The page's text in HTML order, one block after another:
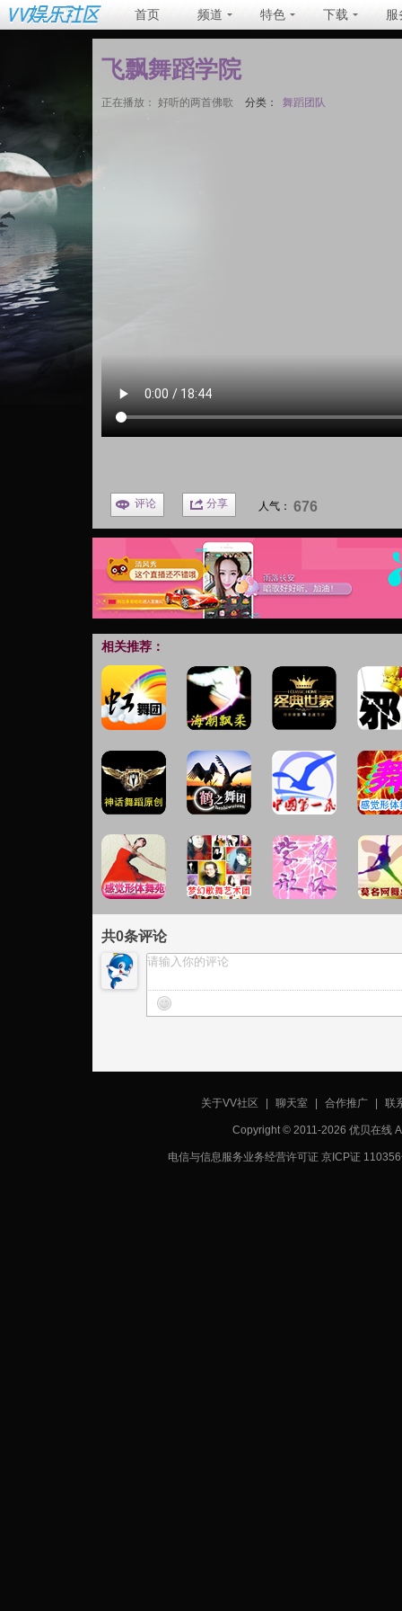
首页 频道 特色 下载 服
飞飘舞蹈学院
正在播放： 好听的两首佛歌 分类： 舞蹈团队
评论 分享 人气： 676
相关推荐：
共0条评论
关于VV社区 聊天室 合作推广 联
Copyright © 2011-2026 优贝在线
电信与信息服务业务经营许可证 京ICP证